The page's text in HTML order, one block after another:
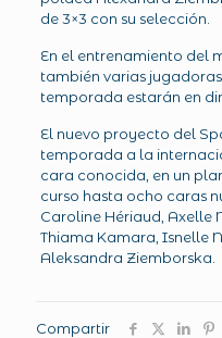
de 3×3 con su selección.
En el entrenamiento del
también varias
temporada estarán en
El nuevo proyecto del
temporada a la
cara conocida, en un
curso hasta ocho caras
Caroline Hériaud, Axelle
Thiama Kamara, Isnelle
Aleksandra Ziemborska.
Compartir